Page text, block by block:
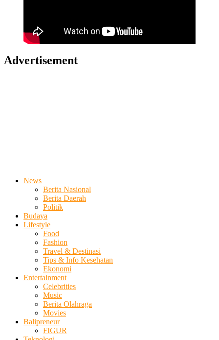
Advertisement
News
Berita Nasional
Berita Daerah
Politik
Budaya
Lifestyle
Food
Fashion
Travel & Destinasi
Tips & Info Kesehatan
Ekonomi
Entertainment
Celebrities
Music
Berita Olahraga
Movies
Balipreneur
FIGUR